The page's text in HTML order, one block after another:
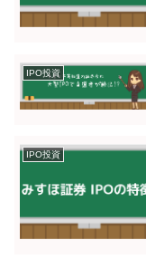
IPO投資
IPO投資